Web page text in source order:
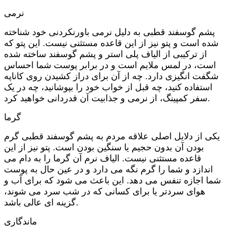
نرمی
پشم گوسفند قطبی به دلیل نرمی باورنکردنی خود شناخته
شده است و پتو نیز از این قاعده مستثنی نیست. این پتو که
از ترکیبی از الیاف پلی استر و پشم گوسفند ساخته شده
است، در لمس ملایم است و در برابر پوست شما احساس
شگفت انگیزی دارد. چه از آن برای دراز کشیدن روی کاناپه
استفاده کنید، چه قبل از خواب خود را بپوشانید، چه در یک
سفر کمپینگ، از نرمی و جذابیت آن قدردانی خواهید کرد.
گرما
یکی از دلایل اصلی علاقه مردم به پشم گوسفند قطبی گرم
بودن آن بدون حجیم یا سنگین بودن است. پتو نیز از این
قاعده مستثنی نیست. الیاف نرم آن گرما را به دام می
اندازد و شما را گرم نگه می دارد و در عین حال به پوست
شما اجازه تنفس می دهد. این باعث می شود که برای آب و
هوای سردتر یا برای کسانی که در شب سرد می شوند،
گزینه ای عالی باشد.
ماندگاری